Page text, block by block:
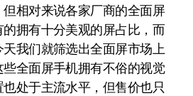
相对来说各家厂商的全面屏
拥有十分美观的屏占比，而
我们就筛选出全面屏市场上
全面屏手机拥有不俗的视觉
处于主流水平，但售价也只